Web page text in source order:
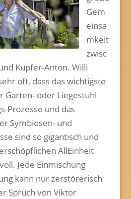
Gem
einsa
mkeit
zwisc
Kupfer-Anton. Willi
oft, dass das wichtigste
Garten- oder Liegestuhl
Prozesse und das
Symbiosen- und
sind so gigantisch und
AllEinheit
Jede Einmischung
kann nur zerstörerisch
Spruch von Viktor